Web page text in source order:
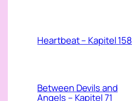
Heartbeat – Kapitel 158
Between Devils and
Angels – Kapitel 71